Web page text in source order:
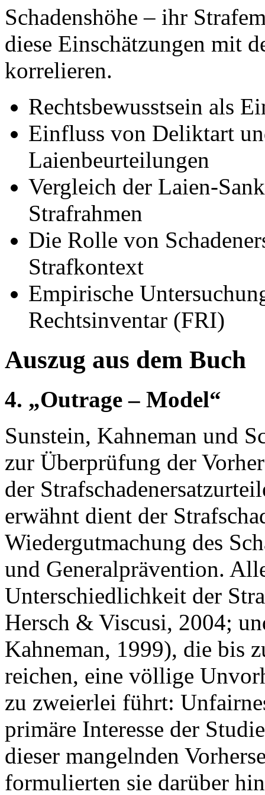
Schadenshöhe – ihr
diese Einschätzungen mit
korrelieren.
Rechtsbewusstsein als
Einfluss von Deliktart
Laienbeurteilungen
Vergleich der Laien-
Strafrahmen
Die Rolle von
Strafkontext
Empirische
Rechtsinventar (FRI)
Auszug aus dem Buch
4. „Outrage – Model“
Sunstein, Kahneman und
zur Überprüfung der
der
erwähnt dient der
Wiedergutmachung des
und Generalprävention.
Unterschiedlichkeit der
Hersch & Viscusi, 2004;
Kahneman, 1999), die bis
reichen, eine völlige
zu zweierlei führt:
primäre Interesse der
dieser mangelnden
formulierten sie darüber